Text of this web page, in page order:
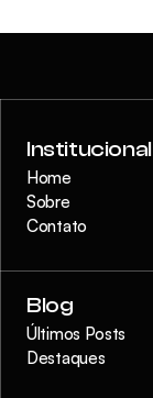
Institucional
Home
Sobre
Contato
Blog
Últimos Posts
Destaques